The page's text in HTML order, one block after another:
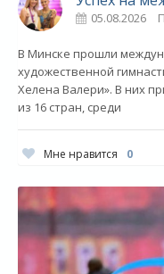
05.08.2026
В Минске прошли
художественной
Хелена Валери». В них
из 16 стран, среди
Мне нравится 0